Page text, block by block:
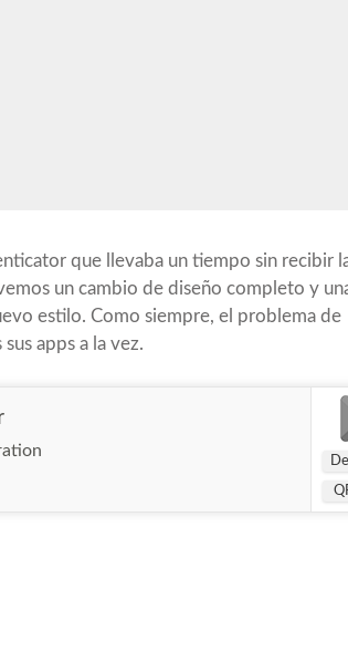
que llevaba un tiempo sin recibir
un cambio de diseño completo y
estilo. Como siempre, el problema de
apps a la vez.